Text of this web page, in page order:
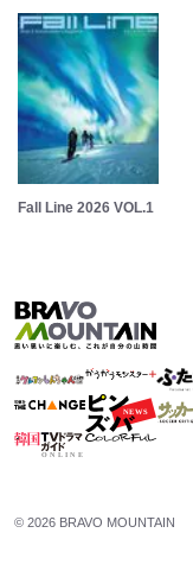
Fall Line 2026 VOL.1
© 2026 BRAVO MOUNTAIN